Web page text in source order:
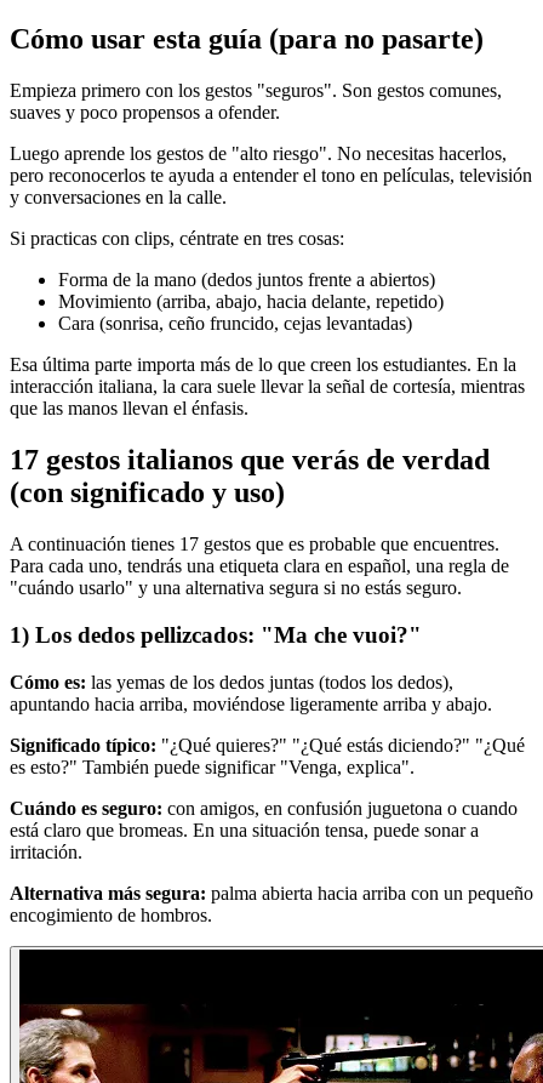
Cómo usar esta guía (para no pasarte)
Empieza primero con los gestos "seguros". Son gestos comunes,
suaves y poco propensos a ofender.
Luego aprende los gestos de "alto riesgo". No necesitas hacerlos,
pero reconocerlos te ayuda a entender el tono en películas, televisión
y conversaciones en la calle.
Si practicas con clips, céntrate en tres cosas:
Forma de la mano (dedos juntos frente a abiertos)
Movimiento (arriba, abajo, hacia delante, repetido)
Cara (sonrisa, ceño fruncido, cejas levantadas)
Esa última parte importa más de lo que creen los estudiantes. En la
interacción italiana, la cara suele llevar la señal de cortesía, mientras
que las manos llevan el énfasis.
17 gestos italianos que verás de verdad
(con significado y uso)
A continuación tienes 17 gestos que es probable que encuentres.
Para cada uno, tendrás una etiqueta clara en español, una regla de
"cuándo usarlo" y una alternativa segura si no estás seguro.
1) Los dedos pellizcados: "Ma che vuoi?"
Cómo es: las yemas de los dedos juntas (todos los dedos),
apuntando hacia arriba, moviéndose ligeramente arriba y abajo.
Significado típico: "¿Qué quieres?" "¿Qué estás diciendo?" "¿Qué
es esto?" También puede significar "Venga, explica".
Cuándo es seguro: con amigos, en confusión juguetona o cuando
está claro que bromeas. En una situación tensa, puede sonar a
irritación.
Alternativa más segura: palma abierta hacia arriba con un pequeño
encogimiento de hombros.